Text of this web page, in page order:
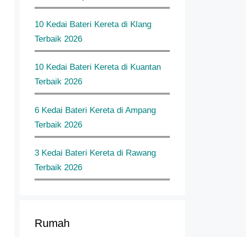
10 Kedai Bateri Kereta di Klang
Terbaik 2026
10 Kedai Bateri Kereta di Kuantan
Terbaik 2026
6 Kedai Bateri Kereta di Ampang
Terbaik 2026
3 Kedai Bateri Kereta di Rawang
Terbaik 2026
Rumah